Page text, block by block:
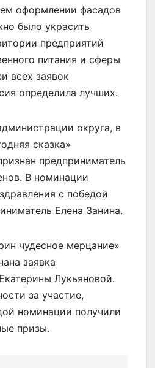
оформлении фасадов
было украсить
предприятий
питания и сферы
всех заявок
определила лучших.
округа, в
сказка»
предприниматель
В номинации
с победой
Елена Занина.
чудесное мерцание»
заявка
Лукьяновой.
за участие,
номинации получили
призы.